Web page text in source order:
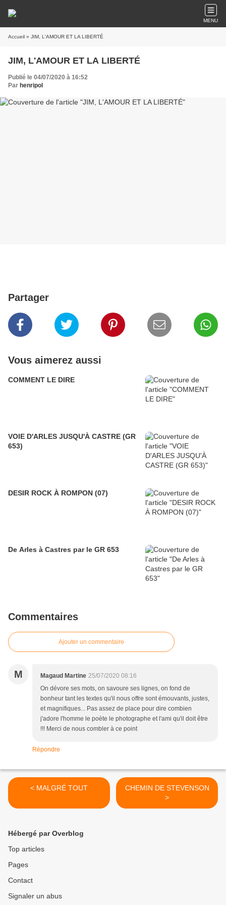
MENU
Accueil » JIM, L'AMOUR ET LA LIBERTÉ
JIM, L'AMOUR ET LA LIBERTÉ
Publié le 04/07/2020 à 16:52
Par henripol
Partager
Vous aimerez aussi
COMMENT LE DIRE
VOIE D'ARLES JUSQU'À CASTRE (GR
653)
DESIR ROCK À ROMPON (07)
De Arles à Castres par le GR 653
Commentaires
Ajouter un commentaire
M Magaud Martine 25/07/2020 08:16
On dévore ses mots, on savoure ses lignes, on fond de
bonheur tant les textes qu'il nous offre sont émouvants, justes,
et magnifiques... Pas assez de place pour dire combien
j'adore l'homme le poète le photographe et l'ami qu'il doit être
!!! Merci de nous combler à ce point
Répondre
< MALGRÉ TOUT
CHEMIN DE STEVENSON
>
Hébergé par Overblog
Top articles
Pages
Contact
Signaler un abus